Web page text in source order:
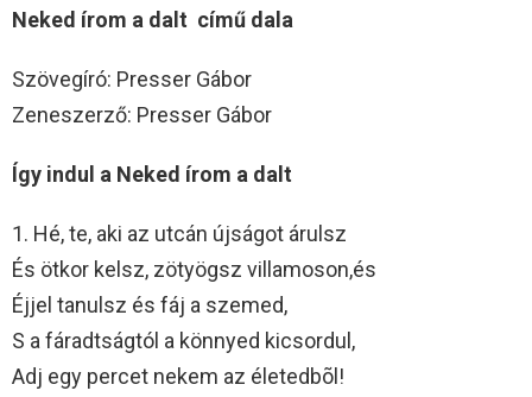
Neked írom a dalt című dala
Szövegíró: Presser Gábor
Zeneszerző: Presser Gábor
Így indul a Neked írom a dalt
1. Hé, te, aki az utcán újságot árulsz
És ötkor kelsz, zötyögsz villamoson,és
Éjjel tanulsz és fáj a szemed,
S a fáradtságtól a könnyed kicsordul,
Adj egy percet nekem az életedbõl!